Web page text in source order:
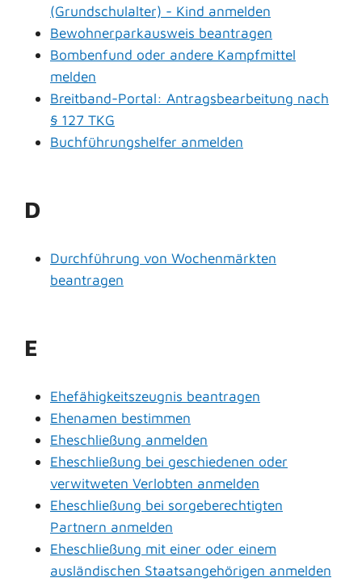
(Grundschulalter) - Kind anmelden
Bewohnerparkausweis beantragen
Bombenfund oder andere Kampfmittel
melden
Breitband-Portal: Antragsbearbeitung nach
§ 127 TKG
Buchführungshelfer anmelden
D
Durchführung von Wochenmärkten
beantragen
E
Ehefähigkeitszeugnis beantragen
Ehenamen bestimmen
Eheschließung anmelden
Eheschließung bei geschiedenen oder
verwitweten Verlobten anmelden
Eheschließung bei sorgeberechtigten
Partnern anmelden
Eheschließung mit einer oder einem
ausländischen Staatsangehörigen anmelden